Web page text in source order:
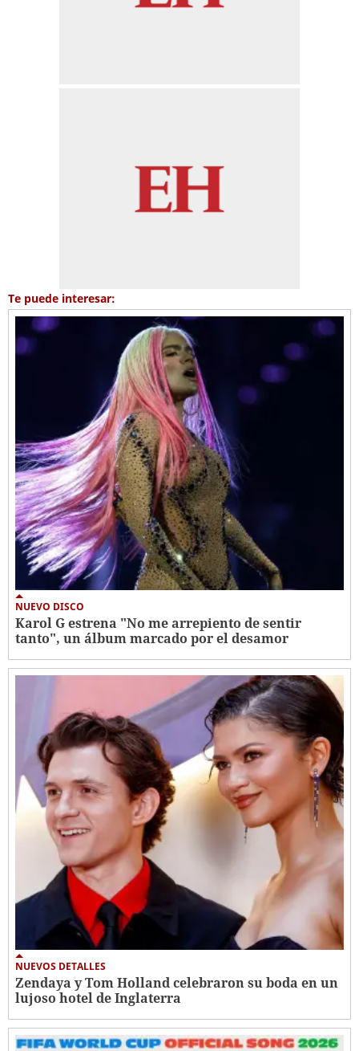
Te puede interesar:
NUEVO DISCO
Karol G estrena "No me arrepiento de sentir
tanto", un álbum marcado por el desamor
NUEVOS DETALLES
Zendaya y Tom Holland celebraron su boda en un
lujoso hotel de Inglaterra